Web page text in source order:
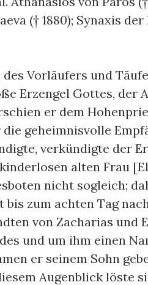
(† 1880); Synaxis
des Vorläufers und
Erzengel Gottes, der
er dem
geheimnisvolle
verkündigte der
alten Frau
nicht sogleich;
zum achten Tag
von Zacharias und
und um ihm einen
er seinem Sohn
Augenblick löste